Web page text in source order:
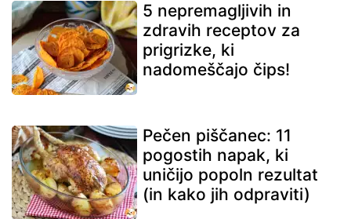
5 nepremagljivih in
zdravih receptov za
prigrizke, ki
nadomeščajo čips!
Pečen piščanec: 11
pogostih napak, ki
uničijo popoln rezultat
(in kako jih odpraviti)